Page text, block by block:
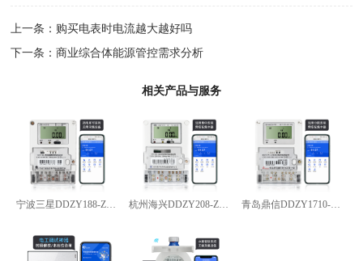
上一条： 购买电表时电流越大越好吗
下一条：商业综合体能源管控需求分析
相关产品与服务
宁波三星DDZY188-Z型4G通讯智能电能表杭州海兴DDZY208-Z型RS485通讯智能电能表
青岛鼎信DDZY1710-Z型单